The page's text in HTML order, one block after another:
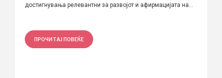
достигнувања релевантни за развојот и афирмацијата на...
ПРОЧИТАЈ ПОВЕЌЕ